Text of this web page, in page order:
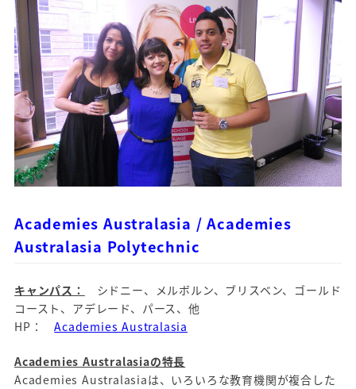
Academies Australasia /Academies
Australasia Polytechnic
キャンパス：
シドニー、メルボルン、ブリスベン、ゴールド
コースト、アデレード、パース、他
HP：Academies Australasia
Academies Australasiaの特長
Academies Australasiaは、いろいろな教育機関が複合した